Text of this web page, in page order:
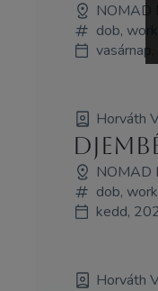
NOMAD
dob,
Horváth
NOMAD
dob,
kedd,
Horváth